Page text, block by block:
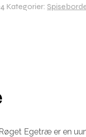
Kategorier:
Egetræ er en